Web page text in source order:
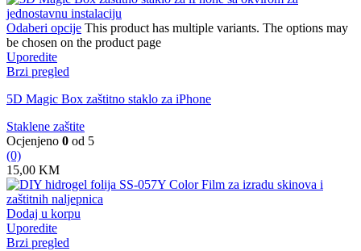
Odaberi opcije This product has multiple variants. The options may
be chosen on the product page
Uporedite
Brzi pregled
5D Magic Box zaštitno staklo za iPhone
Staklene zaštite
Ocjenjeno 0 od 5
(0)
15,00 KM
Dodaj u korpu
Uporedite
Brzi pregled